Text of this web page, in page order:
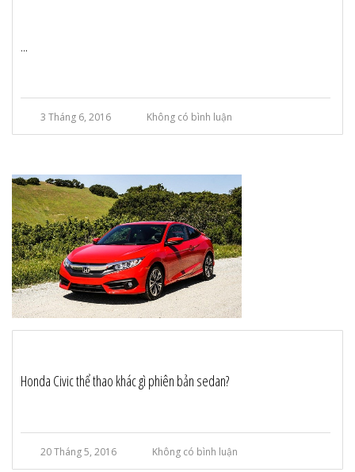
...
3 Tháng 6, 2016 Không có bình luận
Honda Civic thể thao khác gì phiên bản sedan?
20 Tháng 5, 2016 Không có bình luận